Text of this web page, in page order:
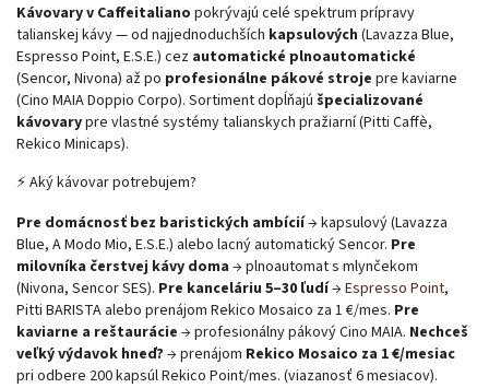
Kávovary v Caffeitaliano pokrývajú celé spektrum prípravy
talianskej kávy — od najjednoduchších kapsulových (Lavazza Blue,
Espresso Point, E.S.E.) cez automatické plnoautomatické
(Sencor, Nivona) až po profesionálne pákové stroje pre kaviarne
(Cino MAIA Doppio Corpo). Sortiment dopĺňajú špecializované
kávovarypre vlastné systémy talianskych pražiarní (Pitti Caffè,
Rekico Minicaps).
⚡ Aký kávovar potrebujem?
Pre domácnosť bez baristických ambícií→ kapsulový (Lavazza
Blue, A Modo Mio, E.S.E.) alebo lacný automatický Sencor. Pre
milovníka čerstvej kávy doma → plnoautomat s mlynčekom
(Nivona, Sencor SES). Pre kanceláriu 5–30 ľudí→ Espresso Point,
Pitti BARISTA alebo prenájom Rekico Mosaico za 1 €/mes. Pre
kaviarne a reštaurácie → profesionálny pákový Cino MAIA. Nechceš
veľký výdavok hneď? → prenájom Rekico Mosaico za 1 €/mesiac
pri odbere 200 kapsúl Rekico Point/mes. (viazanosť 6 mesiacov).